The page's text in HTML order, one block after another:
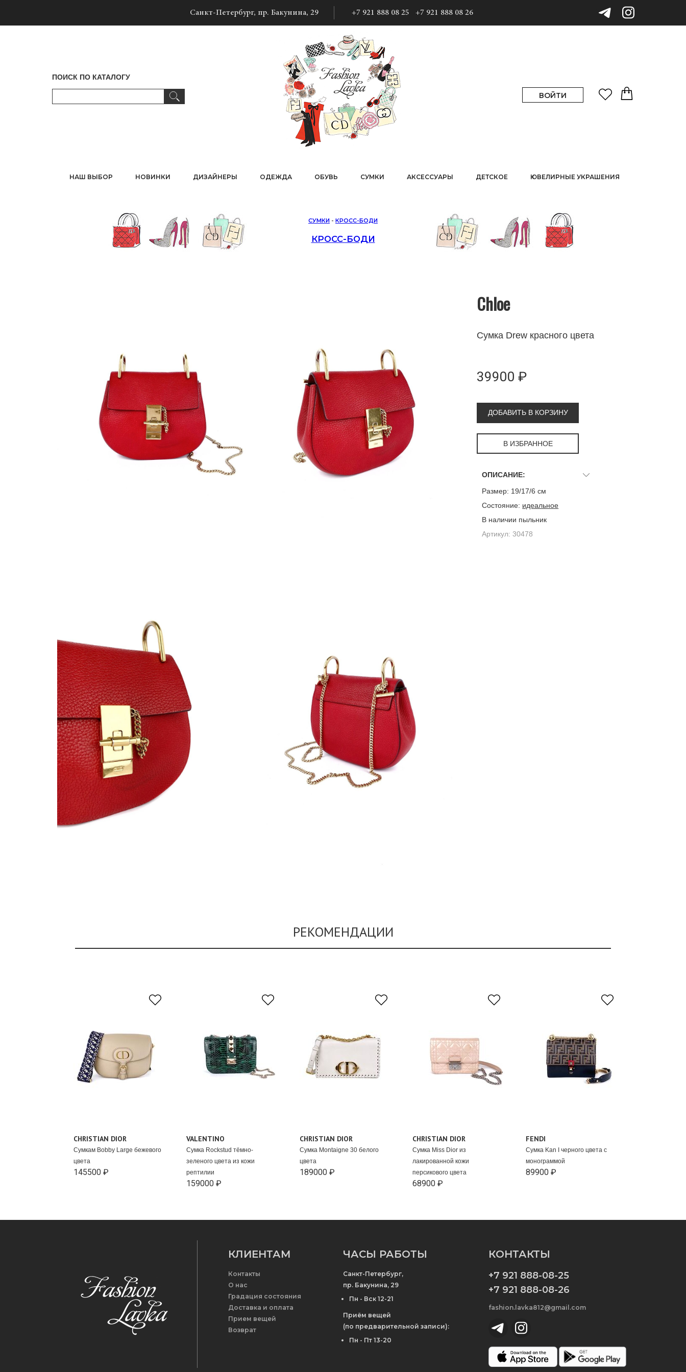
Санкт-Петербург, пр. Бакунина, 29 +7 921 888 08 25 +7 921 888 08 26
ПОИСК ПО КАТАЛОГУ
ВОЙТИ
НАШ ВЫБОР НОВИНКИ ДИЗАЙНЕРЫ ОДЕЖДА ОБУВЬ СУМКИ АКСЕССУАРЫ ДЕТСКОЕ ЮВЕЛИРНЫЕ УКРАШЕНИЯ
СУМКИ - КРОСС-БОДИ
КРОСС-БОДИ
Chloe
Сумка Drew красного цвета
39900 ₽
ДОБАВИТЬ В КОРЗИНУ
В ИЗБРАННОЕ
ОПИСАНИЕ:
Размер: 19/17/6 см
Состояние: идеальное
В наличии пыльник
Артикул: 30478
РЕКОМЕНДАЦИИ
CHRISTIAN DIOR
Сумкам Bobby Large бежевого
цвета
145500 ₽
VALENTINO
Сумка Rockstud тёмно-
зеленого цвета из кожи
рептилии
159000 ₽
CHRISTIAN DIOR
Сумка Montaigne 30 белого
цвета
189000 ₽
CHRISTIAN DIOR
Сумка Miss Dior из
лакированной кожи
персикового цвета
68900 ₽
FENDI
Сумка Kan I черного цвета с
монограммой
89900 ₽
КЛИЕНТАМ
Контакты
О нас
Градация состояния
Доставка и оплата
Прием вещей
Возврат
ЧАСЫ РАБОТЫ
Санкт-Петербург,
пр. Бакунина, 29
Пн - Вск 12-21
Приём вещей
(по предварительной записи):
Пн - Пт 13-20
КОНТАКТЫ
+7 921 888-08-25
+7 921 888-08-26
fashion.lavka812@gmail.com